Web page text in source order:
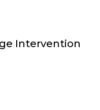
Intervention